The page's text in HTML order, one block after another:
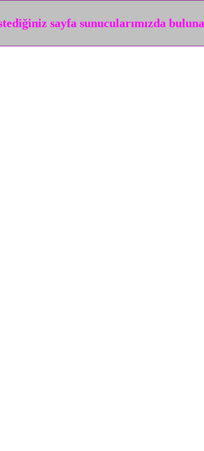
sayfa sunucularımızda